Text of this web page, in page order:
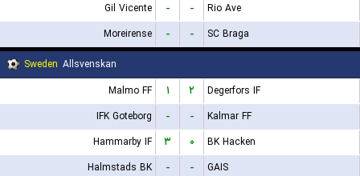
Gil Vicente
- -
Rio Ave
Moreirense
- -
SC Braga
Sweden Allsvenskan
Malmo FF
۱ ۲
Degerfors IF
IFK Goteborg
- -
Kalmar FF
Hammarby IF
۳ ۰
BK Hacken
Halmstads BK
- -
GAIS